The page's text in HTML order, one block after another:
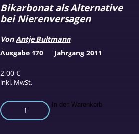
2,00€
inkl. MwSt.
Bikarbonat als Alternative
bei Nierenversagen
VonAntje Bultmann
Dialyse
ade?
In den Warenkorb
Ausgabe 170 Jahrgang 2011